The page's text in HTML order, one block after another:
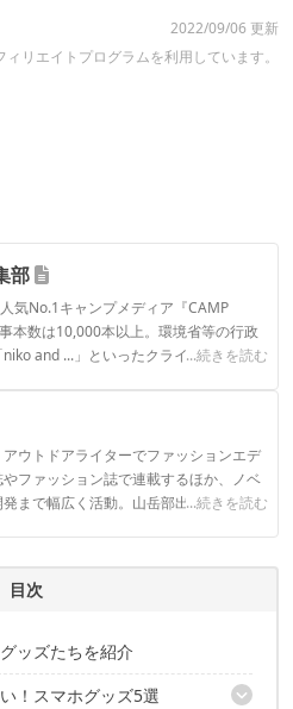
2022/09/06 更新
リエイトプログラムを利用しています。
部
気No.1キャンプメディア『CAMP
本数は10,000本以上。環境省等の行政
and ...」といったクライアントとの
...続きを読む
プロフィール
ウトドアライターでファッションエデ
ファッション誌で連載するほか、ノベ
まで幅広く活動。山岳部出身、海育ち
...続きを読む
目次
ッズたちを紹介
！スマホグッズ5選